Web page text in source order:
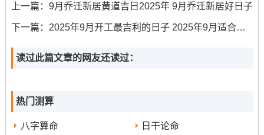
宜：嫁娶、祈福、求嗣、出行、出火、拆卸、修造、动
土、上梁、开光、进人口、开市、交易、立券、挂匾、安
冲煞:冲狗
适合人群:适合工程全面启动，尤其是商业场所的动土装
修、门店开业前的施工。
上一篇： 9月乔迁新居黄道吉日2025年 9月乔迁新居好日子
下一篇： 2025年9月开工最吉利的日子 2025年9月适合开工的日子
读过此篇文章的网友还读过：
热门测算
八字算命
日干论命